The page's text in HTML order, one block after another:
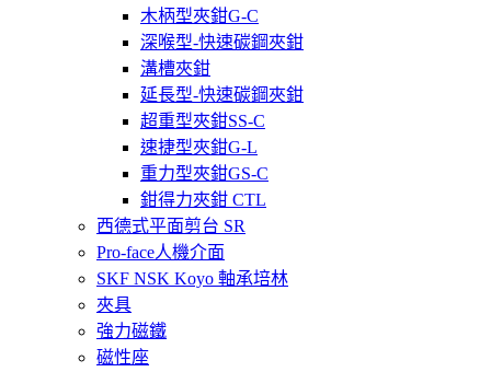
木柄型夾鉗G-C
深喉型-快速碳鋼夾鉗
溝槽夾鉗
延長型-快速碳鋼夾鉗
超重型夾鉗SS-C
速捷型夾鉗G-L
重力型夾鉗GS-C
鉗得力夾鉗 CTL
西德式平面剪台 SR
Pro-face人機介面
SKF NSK Koyo 軸承培林
夾具
強力磁鐵
磁性座